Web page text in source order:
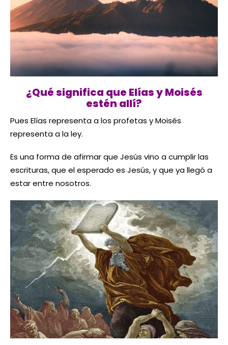
¿Qué significa que Elías y Moisés
estén allí?
Pues Elías representa a los profetas y Moisés
representa a la ley.
Es una forma de afirmar que Jesús vino a cumplir las
escrituras, que el esperado es Jesús, y que ya llegó a
estar entre nosotros.